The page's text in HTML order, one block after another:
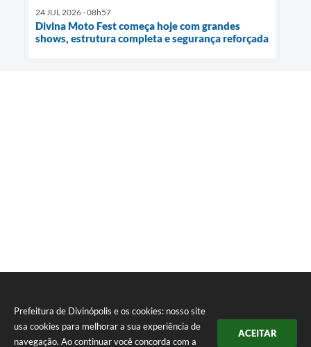
Prefeitura de Divinópolis e os cookies: nosso site
usa cookies para melhorar a sua experiência de
navegação. Ao continuar você concorda com a
ACEITAR
24 JUL 2026 - 08h57
Divina Moto Fest começa hoje com grandes
shows, estrutura completa e segurança reforçada